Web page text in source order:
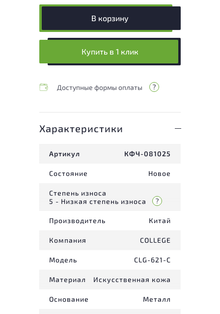
В корзину
Купить в 1 клик
Доступные формы оплаты
Характеристики
Артикул КФЧ-081025
Состояние Новое
Степень износа
5 - Низкая степень износа
Производитель Китай
Компания COLLEGE
Модель CLG-621-C
Материал Искусственная кожа
Основание Металл